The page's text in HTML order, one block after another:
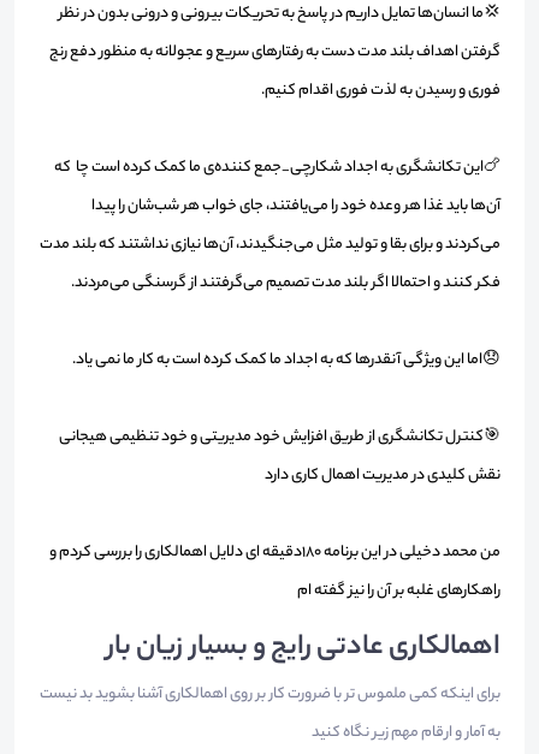
💢ما انسان‌ها تمایل داریم در پاسخ به تحریکات بیرونی و درونی بدون در نظر
گرفتن اهداف بلند مدت دست به رفتارهای سریع و عجولانه به منظور دفع رنج
فوری و رسیدن به لذت فوری اقدام کنیم.
🍗این تکانشگری به اجداد شکارچی_جمع کننده‌ی ما کمک کرده است چا که
آن‌ها باید غذا هر وعده خود را می‌یافتند، جای خواب هر شب‌شان را پیدا
می‌کردند و برای بقا و تولید مثل می‌جنگیدند، آن‌ها نیازی نداشتند که بلند مدت
فکر کنند و احتمالا اگر بلند مدت تصمیم می‌گرفتند از گرسنگی می‌مردند.
😞اما این ویژگی آنقدرها که به اجداد ما کمک کرده است به کار ما نمی یاد.
🎯کنترل تکانشگری از طریق افزایش خود مدیریتی و خود تنظیمی هیجانی
نقش کلیدی در مدیریت اهمال کاری دارد
من محمد دخیلی در این برنامه 180دقیقه ای دلایل اهمالکاری را بررسی کردم و
راهکارهای غلبه بر آن را نیز گفته ام
اهمالکاری عادتی رایج و بسیار زیان بار
برای اینکه کمی ملموس تر با ضرورت کار بر روی اهمالکاری آشنا بشوید بد نیست
به آمار و ارقام مهم زیر نگاه کنید